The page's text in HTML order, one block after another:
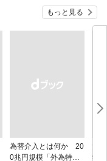
もっと見る
為替介入とは何か 20
0兆円規模「外為特
学